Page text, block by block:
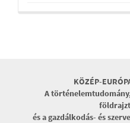
KÖZÉP-
A
és a gazdálkodás- és